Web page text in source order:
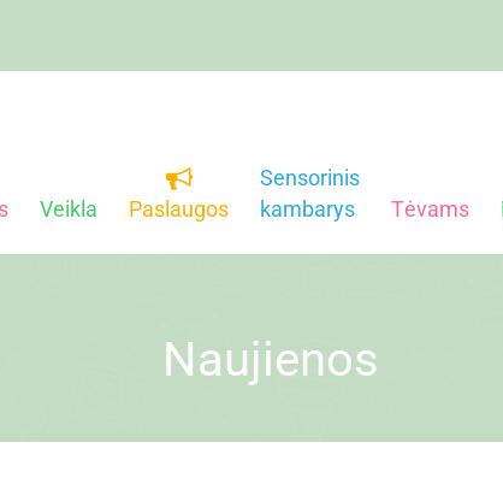
Veikla Paslaugos
Sensorinis
kambarys
Tėvams
Naujienos